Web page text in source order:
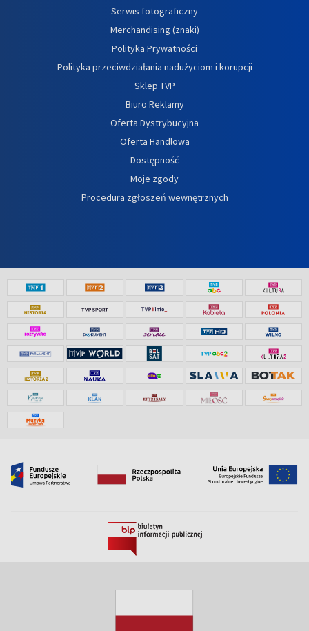
Serwis fotograficzny
Merchandising (znaki)
Polityka Prywatności
Polityka przeciwdziałania nadużyciom i korupcji
Sklep TVP
Biuro Reklamy
Oferta Dystrybucyjna
Oferta Handlowa
Dostępność
Moje zgody
Procedura zgłoszeń wewnętrznych